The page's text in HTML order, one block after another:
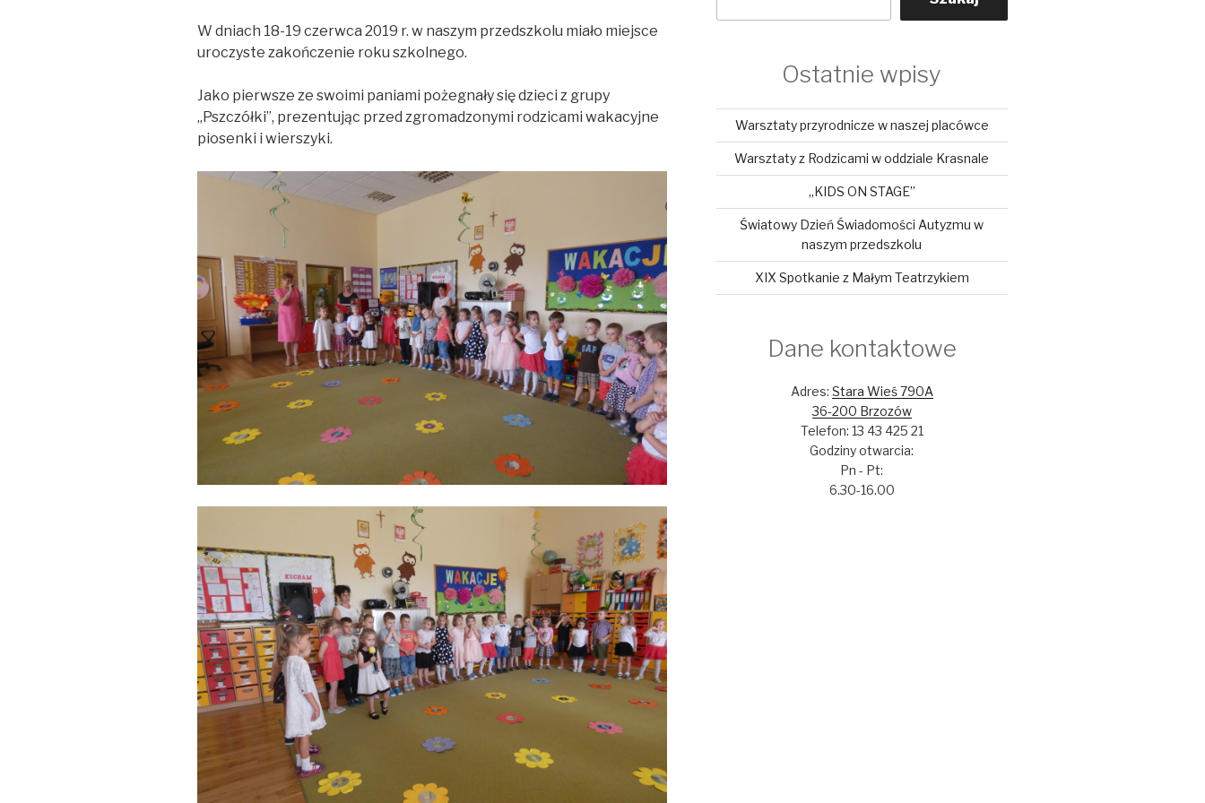
W dniach 18-19 czerwca 2019 r. w naszym przedszkolu miało miejsce
uroczyste zakończenie roku szkolnego.
Jako pierwsze ze swoimi paniami pożegnały się dzieci z grupy
„Pszczółki”, prezentując przed zgromadzonymi rodzicami wakacyjne
piosenki i wierszyki.
Ostatnie wpisy
Warsztaty przyrodnicze w naszej placówce
Warsztaty z Rodzicami w oddziale Krasnale
„KIDS ON STAGE”
Światowy Dzień Świadomości Autyzmu w
naszym przedszkolu
XIX Spotkanie z Małym Teatrzykiem
Dane kontaktowe
Adres: Stara Wieś 790A
36-200 Brzozów
Telefon: 13 43 425 21
Godziny otwarcia:
Pn - Pt:
6.30-16.00